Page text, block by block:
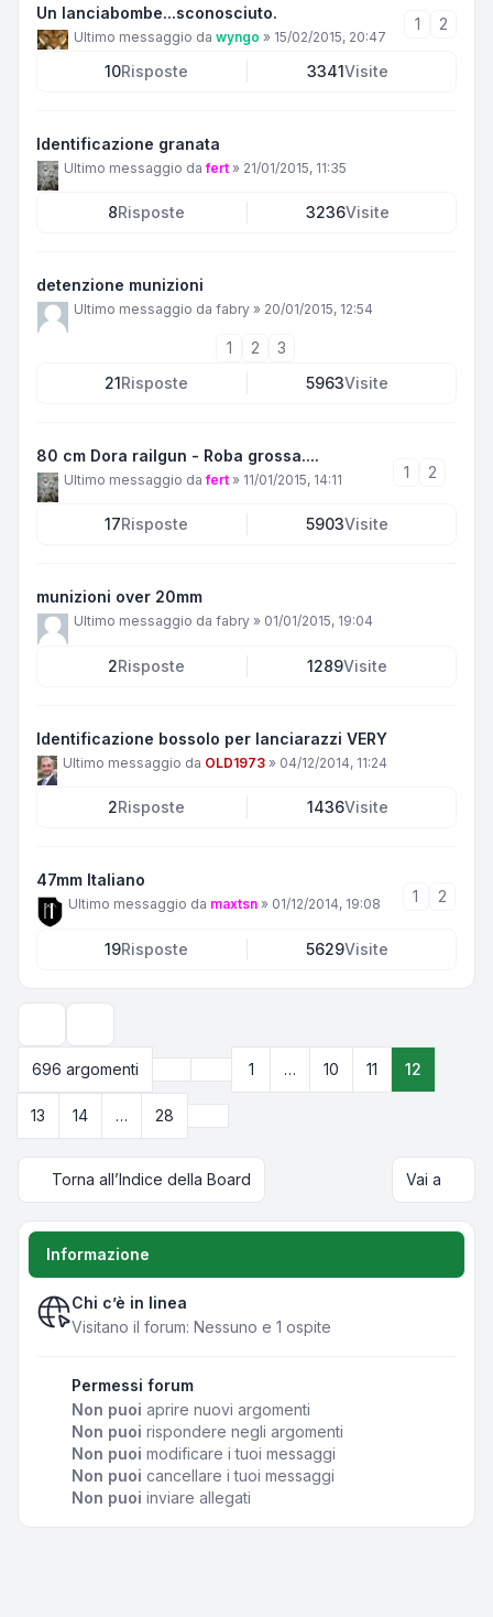
Un lanciabombe...sconosciuto.
Ultimo messaggio da wyngo » 15/02/2015, 20:47
1 2
10Risposte 3341Visite
Identificazione granata
Ultimo messaggio dafert » 21/01/2015, 11:35
8Risposte 3236Visite
detenzione munizioni
Ultimo messaggio da fabry » 20/01/2015, 12:54
1 2
3
21Risposte 5963Visite
80 cm Dora railgun - Roba grossa....
Ultimo messaggio dafert » 11/01/2015, 14:11 1 2
17Risposte 5903Visite
munizioni over 20mm
Ultimo messaggio da fabry » 01/01/2015, 19:04
2Risposte 1289Visite
Identificazione bossolo per lanciarazzi VERY
Ultimo messaggio da OLD1973 » 04/12/2014, 11:24
2Risposte 1436Visite
47mm Italiano
Ultimo messaggio da maxtsn » 01/12/2014, 19:08 1 2
19Risposte 5629Visite
696 argomenti
Pagina12 di
Precedente
1 … 10 11 12
13 14 … 28
Torna all’Indice della Board Vai a
Informazione
Chi c’è in linea
Visitano il forum: Nessuno e 1 ospite
Permessi forum
Non puoi aprire nuovi argomenti
Non puoi rispondere negli argomenti
Non puoi modificare i tuoi messaggi
Non puoi cancellare i tuoi messaggi
Non puoi inviare allegati